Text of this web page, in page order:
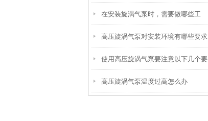
哪些？
在安装旋涡气泵时，需要做哪些工
作？
高压旋涡气泵对安装环境有哪些要求
使用高压旋涡气泵要注意以下几个要
点
高压旋涡气泵温度过高怎么办